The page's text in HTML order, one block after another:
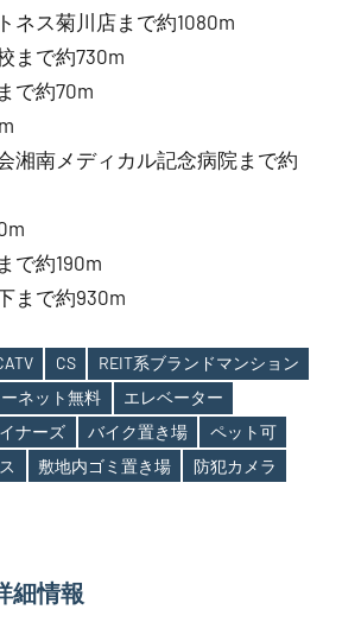
ネス菊川店まで約1080m
まで約730m
まで約70m
湘南メディカル記念病院まで約
で約190m
まで約930m
CS
REIT系ブランドマンション
ネット無料
エレベーター
ナーズ バイク置き場
ペット可
敷地内ゴミ置き場
防犯カメラ
細情報